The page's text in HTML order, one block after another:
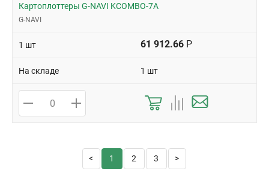
Картоплоттеры G-NAVI KCOMBO-7A
G-NAVI
1 шт 61 912.66 Р
На складе 1 шт
1 2 3